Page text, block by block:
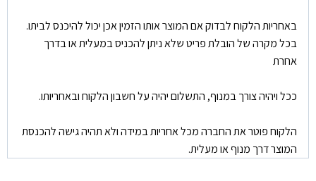
באחריות הלקוח לבדוק אם המוצר אותו הזמין אכן יכול להיכנס לביתו.
בכל מקרה של הובלת פריט שלא ניתן להכניס במעלית או בדרך
אחרת
ככל ויהיה צורך במנוף, התשלום יהיה על חשבון הלקוח ובאחריותו.
הלקוח פוטר את החברה מכל אחריות במידה ולא תהיה גישה להכנסת
המוצר דרך מנוף או מעלית.